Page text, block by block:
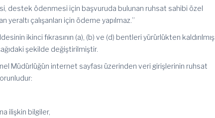
destek ödenmesi için başvuruda bulunan ruhsat sahibi özel
yeraltı çalışanları için ödeme yapılmaz.”
ikinci fıkrasının (a), (b) ve (d) bentleri yürürlükten kaldırılmış
şekilde değiştirilmiştir.
Müdürlüğün internet sayfası üzerinden veri girişlerinin ruhsat
ilişkin bilgiler,